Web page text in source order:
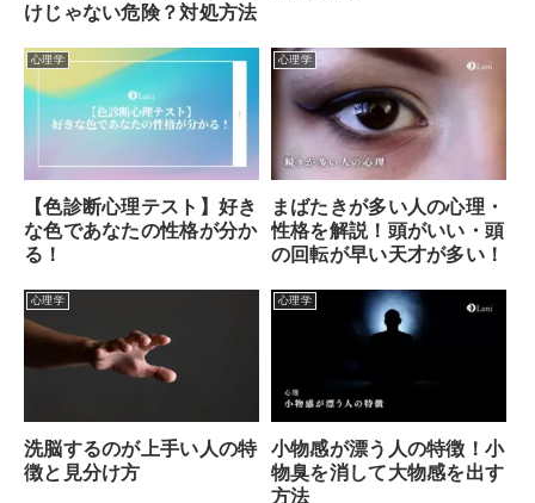
けじゃない危険？対処方法
心理学
【色診断心理テスト】好き
な色であなたの性格が分か
る！
心理学
まばたきが多い人の心理・
性格を解説！頭がいい・頭
の回転が早い天才が多い！
心理学
洗脳するのが上手い人の特
徴と見分け方
心理学
小物感が漂う人の特徴！小
物臭を消して大物感を出す
方法